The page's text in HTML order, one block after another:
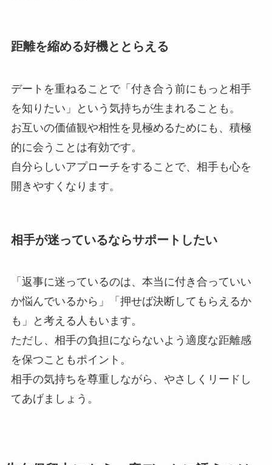
距離を縮める好機ととらえる
デートを重ねることで「付き合う前にもっと相手
を知りたい」という気持ちが生まれることも。
お互いの価値観や相性を見極めるためにも、積極
的に会うことは有効です。
自分らしいアプローチをすることで、相手も心を
開きやすくなります。
相手が迷っているならサポートしたい
「返事に迷っているのは、本当に付き合っていい
か悩んでいるから」「押せば決断してもらえるか
も」と考える人もいます。
ただし、相手の負担にならないよう適度な距離感
を保つこともポイント。
相手の気持ちを尊重しながら、やさしくリードし
てあげましょう。